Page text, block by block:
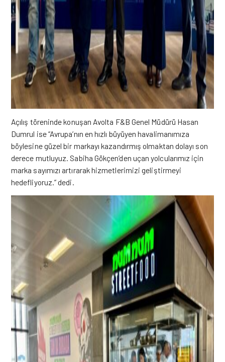
Açılış töreninde konuşan Avolta F&B Genel Müdürü Hasan
Dumrul ise “Avrupa’nın en hızlı büyüyen havalimanımıza
böylesine güzel bir markayı kazandırmış olmaktan dolayı son
derece mutluyuz. Sabiha Gökçen’den uçan yolcularımız için
marka sayımızı artırarak hizmetlerimizi geliştirmeyi
hedefliyoruz.” dedi.